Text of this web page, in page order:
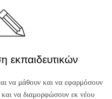
εκπαιδευτικών
να μάθουν και να εφαρμόσουν
και να διαμορφώσουν εκ νέου